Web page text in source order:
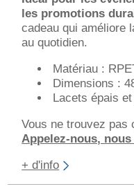
les promotions
cadeau qui améliore
au quotidien.
Matériau :
Dimensions :
Lacets épais
Vous ne trouvez pas
Appelez-nous,
+ d'info